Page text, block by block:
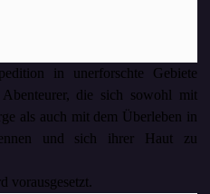
in unerforschte Gebiete
Abenteurer, die sich sowohl mit
als auch mit dem Überleben in
und sich ihrer Haut zu
vorausgesetzt.